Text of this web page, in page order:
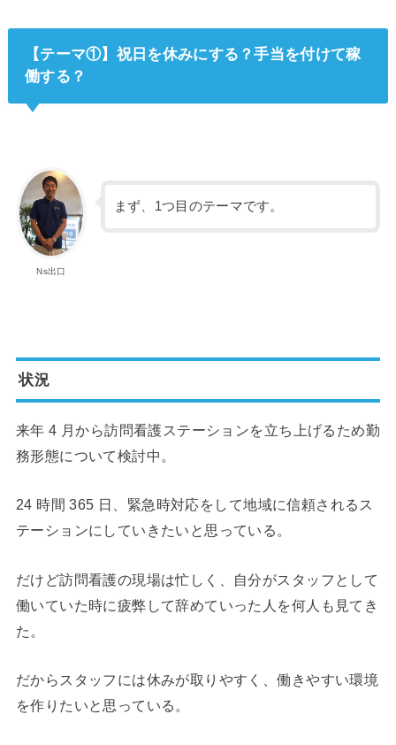
【テーマ①】祝日を休みにする？手当を付けて稼
働する？
Ns出口
まず、1つ目のテーマです。
状況
来年 4 月から訪問看護ステーションを立ち上げるため勤
務形態について検討中。
24 時間 365 日、緊急時対応をして地域に信頼されるス
テーションにしていきたいと思っている。
だけど訪問看護の現場は忙しく、自分がスタッフとして
働いていた時に疲弊して辞めていった人を何人も見てき
た。
だからスタッフには休みが取りやすく、働きやすい環境
を作りたいと思っている。